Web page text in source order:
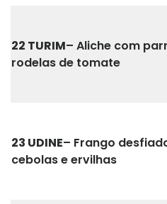
22 TURIM– Aliche com
rodelas de tomate
23 UDINE– Frango
cebolas e ervilhas